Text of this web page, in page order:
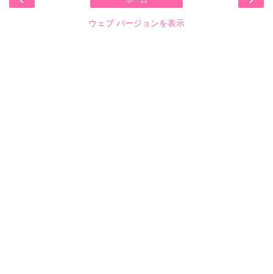
ウェブ バージョンを表示